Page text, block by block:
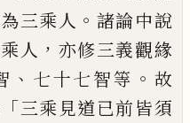
三乘人 。 諸論中說
人 ， 亦修三義觀緣
、 七十七智等 。 故
「三乘見道已前皆須